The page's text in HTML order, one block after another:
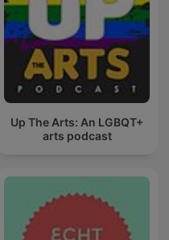
Up The Arts: An LGBQT+
arts podcast